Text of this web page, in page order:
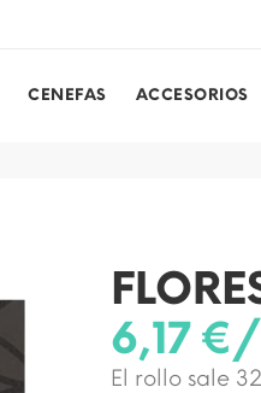
CENEFAS ACCESORIOS
6,17
El rollo sale